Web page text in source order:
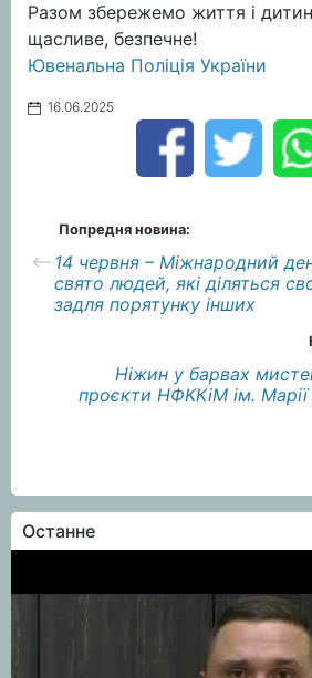
Разом збережемо життя і
щасливе, безпечне!
Ювенальна Поліція України
16.06.2025
Попредня новина:
14 червня – Міжнародний
свято людей, які діляться
задля порятунку інших
Ніжин у барвах
проєкти НФККіМ ім. Марії
Останне